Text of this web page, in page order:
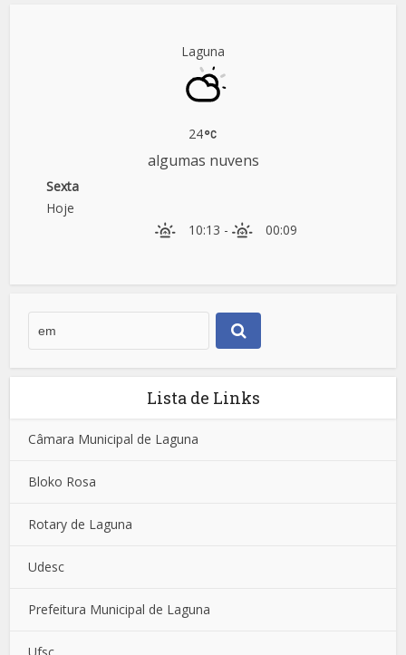
Laguna
24
algumas nuvens
Sexta
Hoje
10:13 - 00:09
Lista de Links
Câmara Municipal de Laguna
Bloko Rosa
Rotary de Laguna
Udesc
Prefeitura Municipal de Laguna